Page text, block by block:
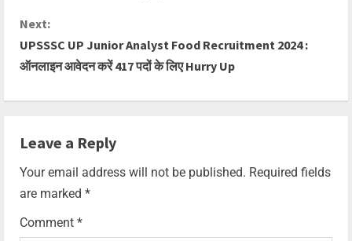
Next:
UPSSSC UP Junior Analyst Food Recruitment 2024 :
ऑनलाइन आवेदन करें 417 पदों के लिए Hurry Up
Leave a Reply
Your email address will not be published. Required fields
are marked *
Comment *